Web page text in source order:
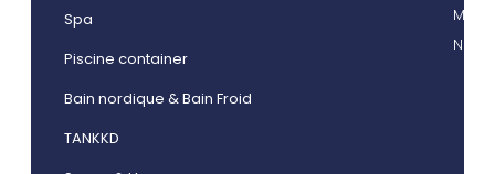
Spa
Piscine container
Bain nordique & Bain Froid
TANKKD
Nos